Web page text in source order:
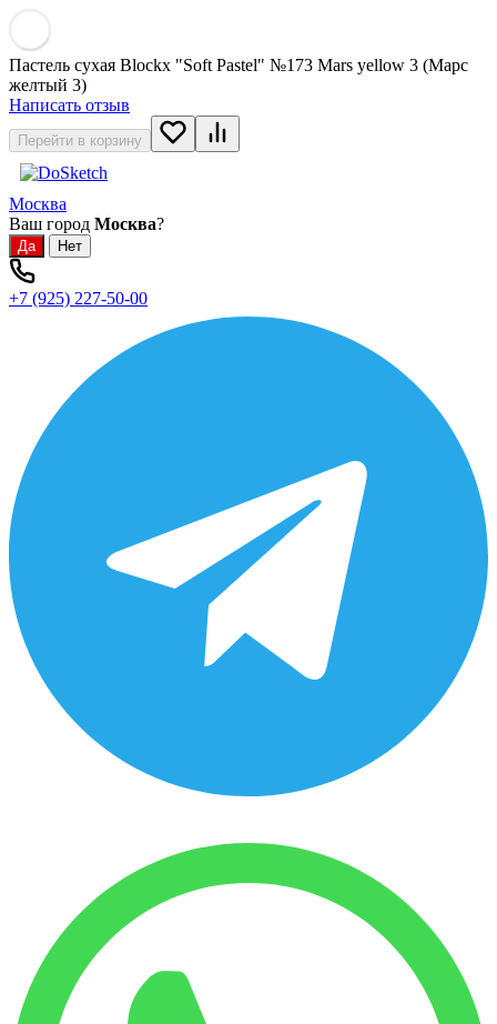
Пастель сухая Blockx "Soft Pastel" №173 Mars yellow 3 (Марс
желтый 3)
Написать отзыв
Перейти в корзину
Москва
Ваш город Москва?
+7 (925) 227-50-00